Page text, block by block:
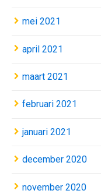
mei 2021
april 2021
maart 2021
februari 2021
januari 2021
december 2020
november 2020